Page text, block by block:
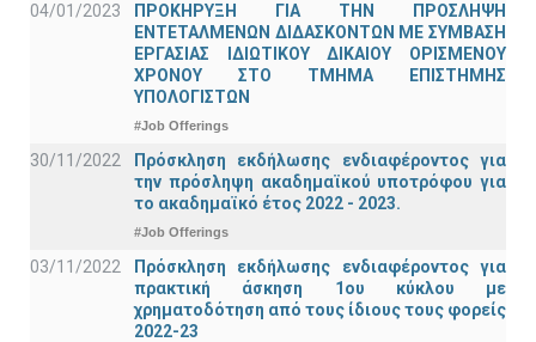
04/01/2023
ΠΡΟΚΗΡΥΞΗ ΓΙΑ ΤΗΝ ΠΡΟΣΛΗΨΗ
ΕΝΤΕΤΑΛΜΕΝΩΝ ΔΙΔΑΣΚΟΝΤΩΝ ΜΕ ΣΥΜΒΑΣΗ
ΕΡΓΑΣΙΑΣ ΙΔΙΩΤΙΚΟΥ ΔΙΚΑΙΟΥ ΟΡΙΣΜΕΝΟΥ
ΧΡΟΝΟΥ ΣΤΟ ΤΜΗΜΑ ΕΠΙΣΤΗΜΗΣ
ΥΠΟΛΟΓΙΣΤΩΝ
#Job Offerings
30/11/2022
Πρόσκληση εκδήλωσης ενδιαφέροντος για
την πρόσληψη ακαδημαϊκoύ υποτρόφου για
το ακαδημαϊκό έτος 2022 - 2023.
#Job Offerings
03/11/2022
Πρόσκληση εκδήλωσης ενδιαφέροντος για
πρακτική άσκηση 1ου κύκλου με
χρηματοδότηση από τους ίδιους τους φορείς
2022-23